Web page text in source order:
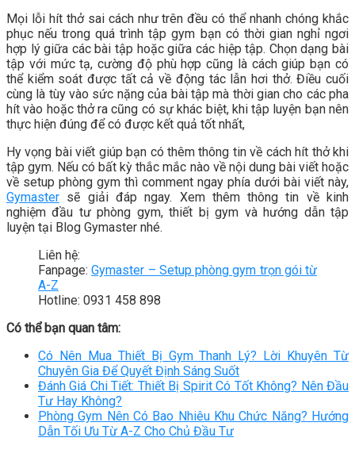
Mọi lỗi hít thở sai cách như trên đều có thể nhanh chóng khắc
phục nếu trong quá trình tập gym bạn có thời gian nghỉ ngơi
hợp lý giữa các bài tập hoặc giữa các hiệp tập. Chọn dạng bài
tập với mức tạ, cường độ phù hợp cũng là cách giúp bạn có
thể kiểm soát được tất cả về động tác lẫn hơi thở. Điều cuối
cùng là tùy vào sức nặng của bài tập mà thời gian cho các pha
hít vào hoặc thở ra cũng có sự khác biệt, khi tập luyện bạn nên
thực hiện đúng để có được kết quả tốt nhất,
Hy vọng bài viết giúp bạn có thêm thông tin về cách hít thở khi
tập gym. Nếu có bất kỳ thắc mắc nào về nội dung bài viết hoặc
về setup phòng gym thì comment ngay phía dưới bài viết này,
Gymaster sẽ giải đáp ngay. Xem thêm thông tin về kinh
nghiệm đầu tư phòng gym, thiết bị gym và hướng dẫn tập
luyện tại Blog Gymaster nhé.
Liên hệ:
Fanpage:Gymaster – Setup phòng gym trọn gói từ
A-Z
Hotline: 0931 458 898
Có thể bạn quan tâm:
Có Nên Mua Thiết Bị Gym Thanh Lý? Lời Khuyên Từ
Chuyên Gia Để Quyết Định Sáng Suốt
Đánh Giá Chi Tiết: Thiết Bị Spirit Có Tốt Không? Nên Đầu
Tư Hay Không?
Phòng Gym Nên Có Bao Nhiêu Khu Chức Năng? Hướng
Dẫn Tối Ưu Từ A-Z Cho Chủ Đầu Tư